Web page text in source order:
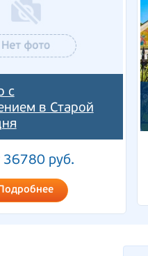
с
в Старой
36780 руб.
Подробнее